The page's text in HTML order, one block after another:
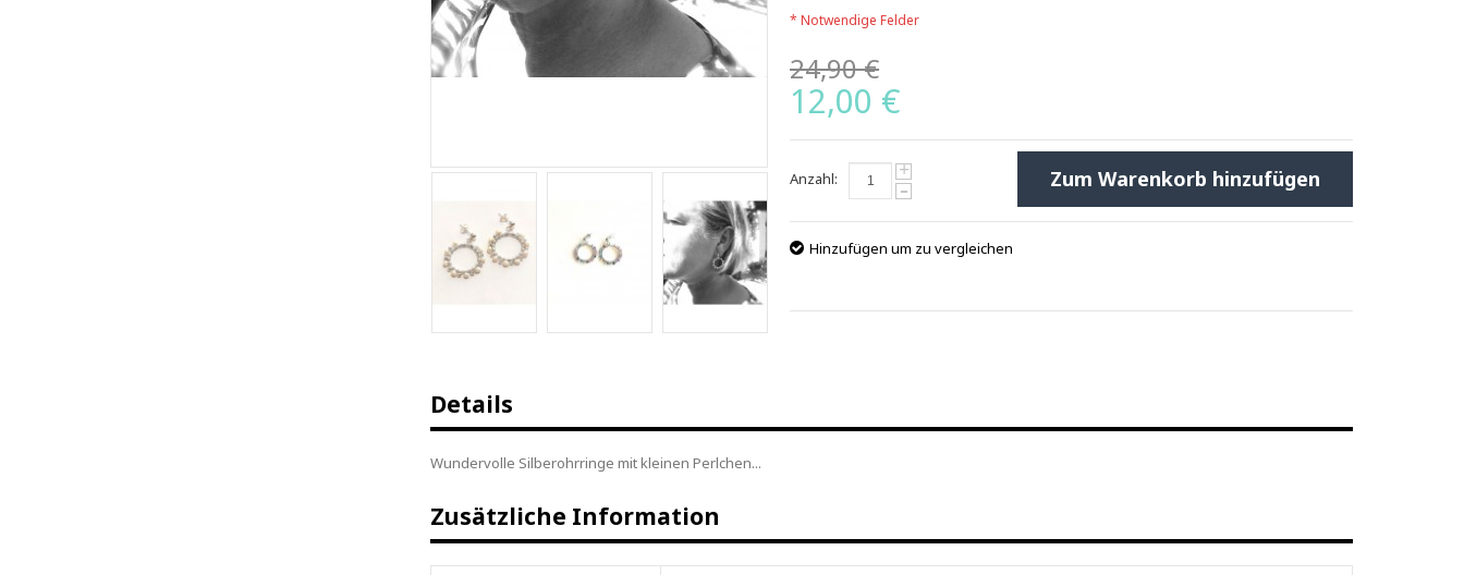
* Notwendige Felder
24,90 €
12,00 €
Anzahl: +
- Zum Warenkorb hinzufügen
Hinzufügen um zu vergleichen
Details
Wundervolle Silberohrringe mit kleinen Perlchen...
Zusätzliche Information